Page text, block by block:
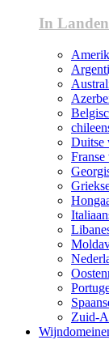
In Landen
Duitse
Zuid-